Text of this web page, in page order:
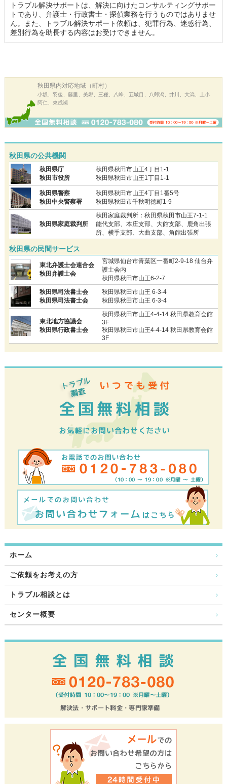
トラブル解決サポートは、解決に向けたコンサルティングサポー
トであり、弁護士・行政書士・探偵業務を行うものではありませ
ん。また、トラブル解決サポート依頼は、犯罪行為、迷惑行為、
差別行為を助長する内容はお受けできません。
秋田県内対応地域（町村）
小坂、羽後、藤里、美郷、三種、八峰、五城目、八郎潟、井川、大潟、上小
阿仁、東成瀬
秋田県の公共機関
秋田県庁
秋田市役所
秋田県秋田市山王4丁目1-1
秋田県秋田市山王1丁目1-1
秋田県警察
秋田中央警察署
秋田県秋田市山王4丁目1番5号
秋田県秋田市千秋明徳町1-9
秋田県家庭裁判所
秋田家庭裁判所：秋田県秋田市山王7-1-1
能代支部、本庄支部、大館支部、鹿角出張
所、横手支部、大曲支部、角館出張所
秋田県の民間サービス
東北弁護士会連合会
秋田弁護士会
宮城県仙台市青葉区一番町2-9-18 仙台弁
護士会内
秋田県秋田市山王6-2-7
秋田県司法書士会
秋田県司法書士会
秋田県秋田市山王 6-3-4
秋田県秋田市山王 6-3-4
東北地方協議会
秋田県行政書士会
秋田県秋田市山王4-4-14 秋田県教育会館
3F
秋田県秋田市山王4-4-14 秋田県教育会館
3F
ホーム
ご依頼をお考えの方
トラブル相談とは
センター概要